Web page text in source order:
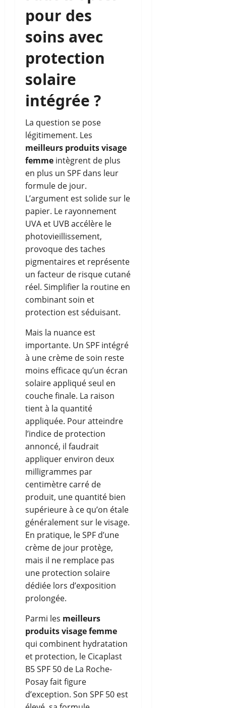
pour des
soins avec
protection
solaire
intégrée ?
La question se pose
légitimement. Les
meilleurs produits visage
femme intègrent de plus
en plus un SPF dans leur
formule de jour.
L’argument est solide sur le
papier. Le rayonnement
UVA et UVB accélère le
photovieillissement,
provoque des taches
pigmentaires et représente
un facteur de risque cutané
réel. Simplifier la routine en
combinant soin et
protection est séduisant.
Mais la nuance est
importante. Un SPF intégré
à une crème de soin reste
moins efficace qu’un écran
solaire appliqué seul en
couche finale. La raison
tient à la quantité
appliquée. Pour atteindre
l’indice de protection
annoncé, il faudrait
appliquer environ deux
milligrammes par
centimètre carré de
produit, une quantité bien
supérieure à ce qu’on étale
généralement sur le visage.
En pratique, le SPF d’une
crème de jour protège,
mais il ne remplace pas
une protection solaire
dédiée lors d’exposition
prolongée.
Parmi les meilleurs
produits visage femme
qui combinent hydratation
et protection, le Cicaplast
B5 SPF 50 de La Roche-
Posay fait figure
d’exception. Son SPF 50 est